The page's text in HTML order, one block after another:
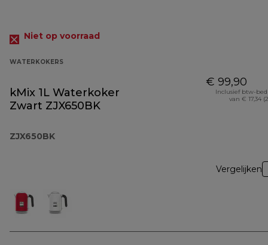
Niet op voorraad
WATERKOKERS
kMix 1L Waterkoker
Zwart ZJX650BK
ZJX650BK
€ 99,90
Inclusief btw-
van € 17,34
Vergelijken